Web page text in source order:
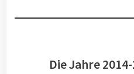
Die Jahre